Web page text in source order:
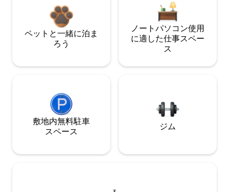
ペットと一緒に泊ま
ろう
ノートパソコン使用
に適した仕事スペー
ス
敷地内無料駐⁠車
ス⁠ペ⁠ー⁠ス
ジム